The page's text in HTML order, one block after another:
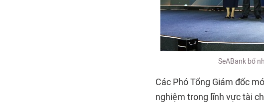
SeABank bổ
Các Phó Tổng Giám đốc
nghiệm trong lĩnh vực tài